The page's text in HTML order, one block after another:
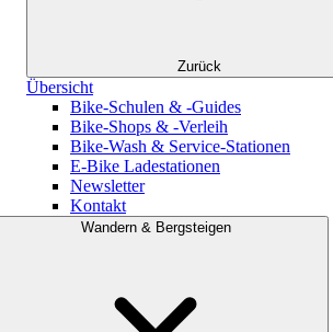
Zurück
Übersicht
Bike-Schulen & -Guides
Bike-Shops & -Verleih
Bike-Wash & Service-Stationen
E-Bike Ladestationen
Newsletter
Kontakt
Wandern & Bergsteigen